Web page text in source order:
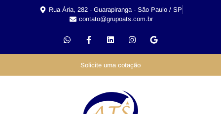
Rua Ária, 282 - Guarapiranga - São Paulo / SP
contato@grupoats.com.br
Solicite uma cotação